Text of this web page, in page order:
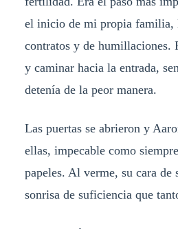
el inicio de mi propia familia,
contratos y de humillaciones.
y caminar hacia la entrada,
detenía de la peor manera.
Las puertas se abrieron y
ellas, impecable como
papeles. Al verme, su cara de
sonrisa de suficiencia que